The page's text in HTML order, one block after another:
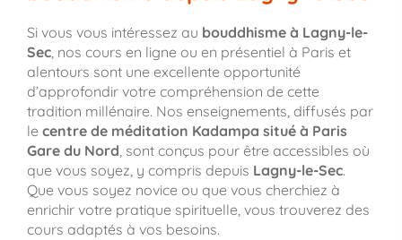
Si vous vous intéressez au bouddhisme à Lagny-le-
Sec, nos cours en ligne ou en présentiel à Paris et
alentours sont une excellente opportunité
d’approfondir votre compréhension de cette
tradition millénaire. Nos enseignements, diffusés par
le centre de méditation Kadampa situé à Paris
Gare du Nord, sont conçus pour être accessibles où
que vous soyez, y compris depuis Lagny-le-Sec.
Que vous soyez novice ou que vous cherchiez à
enrichir votre pratique spirituelle, vous trouverez des
cours adaptés à vos besoins.